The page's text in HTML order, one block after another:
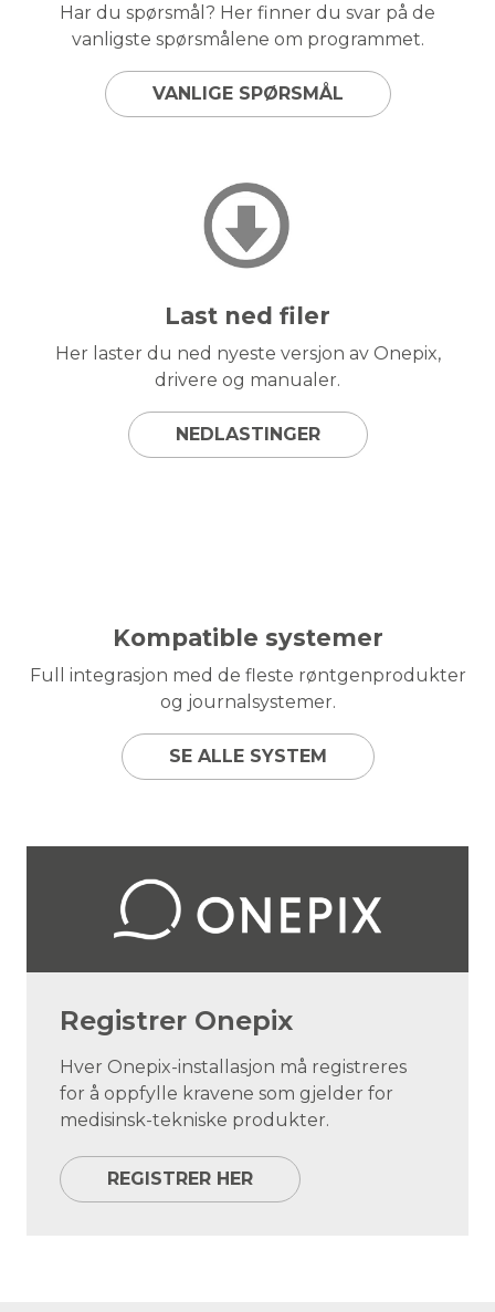
Har du spørsmål? Her finner du svar på de
vanligste spørsmålene om programmet.
VANLIGE SPØRSMÅL
Last ned filer
Her laster du ned nyeste versjon av Onepix,
drivere og manualer.
NEDLASTINGER
Kompatible systemer
Full integrasjon med de fleste røntgenprodukter
og journalsystemer.
SE ALLE SYSTEM
Registrer Onepix
Hver Onepix-installasjon må registreres
for å oppfylle kravene som gjelder for
medisinsk-tekniske produkter.
REGISTRER HER